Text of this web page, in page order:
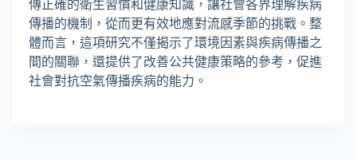
傳正確的衛生習慣和健康知識，讓社會各界理解疾病
傳播的機制，從而更有效地應對流感季節的挑戰。整
體而言，這項研究不僅揭示了環境因素與疾病傳播之
間的關聯，還提供了改善公共健康策略的參考，促進
社會對抗空氣傳播疾病的能力。